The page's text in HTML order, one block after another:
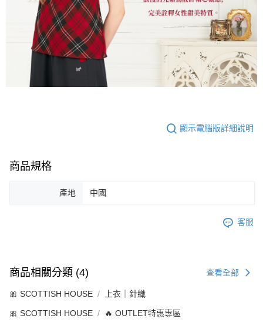
顯示電腦版詳細說明
商品規格
產地 中國
客服
商品相關分類 (4) 查看全部
🎀 SCOTTISH HOUSE 上衣｜針織
🎀 SCOTTISH HOUSE 🔥 OUTLET特惠專區